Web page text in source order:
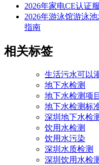
2026年家电CE认证
2026年游泳馆游泳
指南
相关标签
生活污水可以
地下水检测
地下水检测项目
地下水检测标
深圳地下水检
饮用水检测
饮用水污染
深圳水质检测
深圳饮用水检